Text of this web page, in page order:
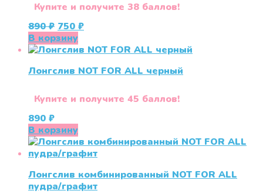
Купите и получите 38 баллов!
890₽ Первоначальная
цена
составляла
750 ₽Текущая
750 ₽.
В корзину
Лонгслив NOT FOR ALL черный
Купите и получите 45 баллов!
890 ₽
В корзину
Лонгслив комбинированный NOT FOR ALL
пудра/графит